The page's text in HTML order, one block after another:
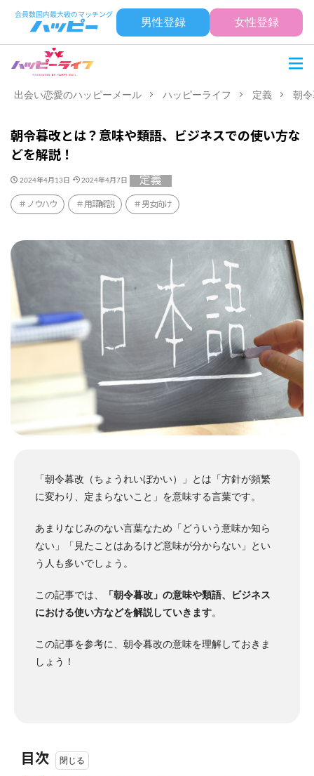
男性登録 女性登録
出会い恋愛のハッピーメール ハッピーライフ 定義 朝
朝令暮改とは？意味や類語、ビジネスでの使い方な
どを解説！
2024年4月13日 2024年4月7日 定義
ノウハウ 用語解説 男女向け
「朝令暮改（ちょうれいぼかい）」とは「方針が頻繁
に変わり、定まらないこと」を意味する言葉です。
あまりなじみのない言葉なため「どういう意味か知ら
ない」「見たことはあるけど意味が分からない」とい
う人も多いでしょう。
この記事では、
「朝令暮改」の意味や類語、ビジネス
における使い方などを解説していきます。
この記事を参考に、朝令暮改の意味を理解しておきま
しょう！
目次